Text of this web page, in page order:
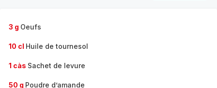
3 g Oeufs
10 cl Huile de tournesol
1 càs Sachet de levure
50 g Poudre d’amande